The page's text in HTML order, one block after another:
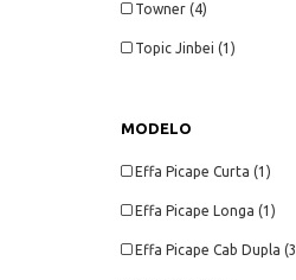
Towner (4)
Topic Jinbei (1)
MODELO
Effa Picape Curta (1)
Effa Picape Longa (1)
Effa Picape Cab Dupla